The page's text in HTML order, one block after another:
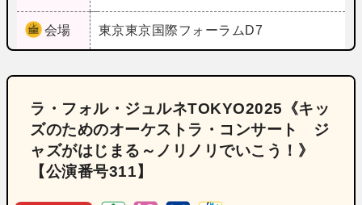
会場 東京東京国際フォーラムD7
ラ・フォル・ジュルネTOKYO2025《キッ
ズのためのオーケストラ・コンサート ジ
ャズがはじまる～ノリノリでいこう！》
【公演番号311】